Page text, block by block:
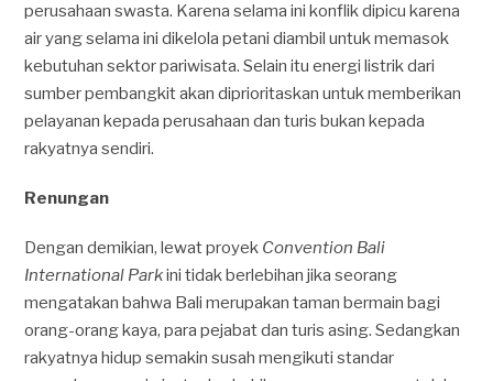
perusahaan swasta. Karena selama ini konflik dipicu karena
air yang selama ini dikelola petani diambil untuk memasok
kebutuhan sektor pariwisata. Selain itu energi listrik dari
sumber pembangkit akan diprioritaskan untuk memberikan
pelayanan kepada perusahaan dan turis bukan kepada
rakyatnya sendiri.
Renungan
Dengan demikian, lewat proyek Convention Bali
International Parkini tidak berlebihan jika seorang
mengatakan bahwa Bali merupakan taman bermain bagi
orang-orang kaya, para pejabat dan turis asing. Sedangkan
rakyatnya hidup semakin susah mengikuti standar